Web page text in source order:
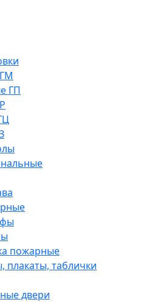
ГП
пожарные
плакаты, таблички
двери